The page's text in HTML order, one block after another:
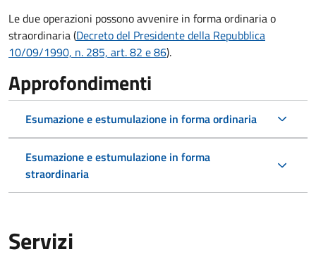
Le due operazioni possono avvenire in forma ordinaria o
straordinaria (Decreto del Presidente della Repubblica
10/09/1990, n. 285, art. 82 e 86).
Approfondimenti
Esumazione e estumulazione in forma ordinaria
Esumazione e estumulazione in forma
straordinaria
Servizi